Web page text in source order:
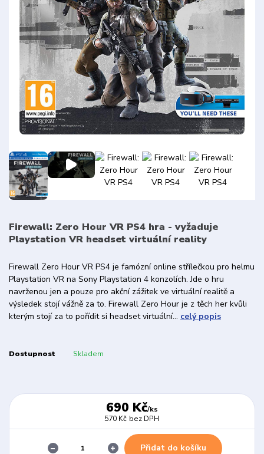
Firewall: Zero Hour VR PS4 hra - vyžaduje
Playstation VR headset virtuální reality
Firewall Zero Hour VR PS4 je famózní online střílečkou pro helmu
Playstation VR na Sony Playstation 4 konzolích. Jde o hru
navrženou jen a pouze pro akční zážitek ve virtuální realitě a
výsledek stojí vážně za to. Firewall Zero Hour je z těch her kvůli
kterým stojí za to pořídit si headset virtuální... celý popis
Dostupnost Skladem
690 Kč/ks
570 Kč bez DPH
Přidat do košíku